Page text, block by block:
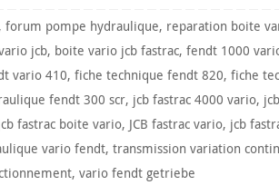
, forum pompe hydraulique, reparation boite
jcb, boite vario jcb fastrac,fendt 1000
vario 410, fiche technique fendt 820, fiche
fendt 300 scr, jcb fastrac 4000 vario,
fastrac boite vario, JCB fastrac vario, jcb
vario fendt, transmission variation
, vario fendt getriebe